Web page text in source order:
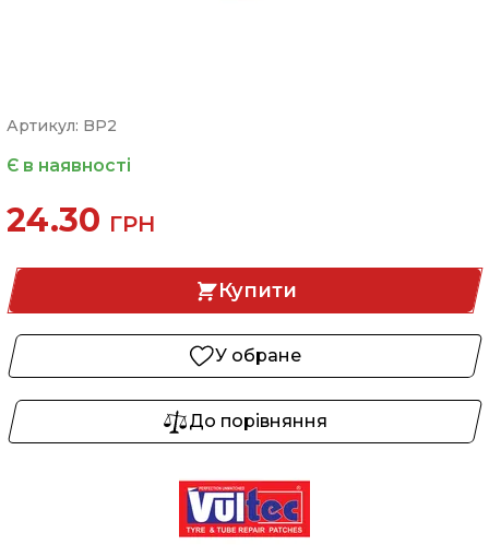
Артикул: BP2
Є в наявності
24.30 ГРН
Купити
У обране
До порівняння